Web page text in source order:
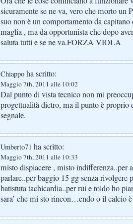
sicuramente se ne va, vero che morto un
suo non è un comportamento da capitano
maglia , ma da opportunista che dopo
saluta tutti e se ne va.FORZA VIOLA
Chiappo ha scritto:
Maggio 7th, 2011 alle 10:02
Dal punto di vista tecnico non mi
progettualità dietro, ma il punto è proprio
segnale.
Umberto71 ha scritto:
Maggio 7th, 2011 alle 10:33
misto dispiacere , misto indifferenza..per
parlare..per baggio 15 gg senza rivolgere
batistuta tachicardia..per rui e toldo ho
sara’ che mi sto rincon…endo o il calcio